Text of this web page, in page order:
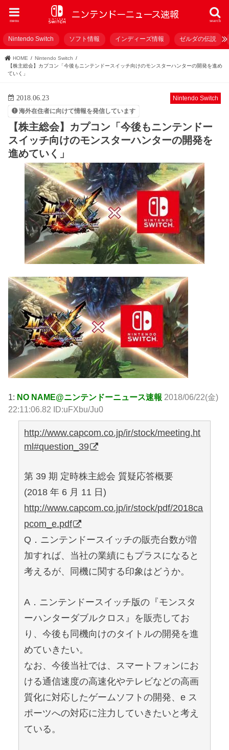
search
menu
Nintendo Switch ソフト情報 インディーズ情報 ゼルダの伝説
HOME
Nintendo Switch
【株主総会】カプコン「今後もニンテンドースイッチ向けのモンスターハンターの開発を進め
ていく」
Nintendo Switch
2018.06.23
海外在住者に向けて情報を発信しています
【株主総会】カプコン「今後もニンテンドー
スイッチ向けのモンスターハンターの開発を
進めていく」
1: NO NAME@ニンテンドーニュース速報 2018/06/22(金)
22:11:06.82 ID:uFXbu/Ju0
http://www.capcom.co.jp/ir/stock/meeting.ht
ml#question_39
第 39 期 定時株主総会 質疑応答概要
(2018 年 6 月 11 日)
http://www.capcom.co.jp/ir/stock/pdf/2018ca
pcom_e.pdf
Q．ニンテンドースイッチの販売台数が増
加すれば、当社の業績にもプラスになると
考えるが、同機に関する印象はどうか。
A．ニンテンドースイッチ版の『モンスタ
ーハンターダブルクロス』を販売してお
り、今後も同機向けのタイトルの開発を進
めていきたい。
なお、今後当社では、スマートフォンにお
ける通信速度の高速化やテレビなどの高画
質化に対応したゲームソフトの開発、e ス
ポーツへの対応に注力していきたいと考え
ている。